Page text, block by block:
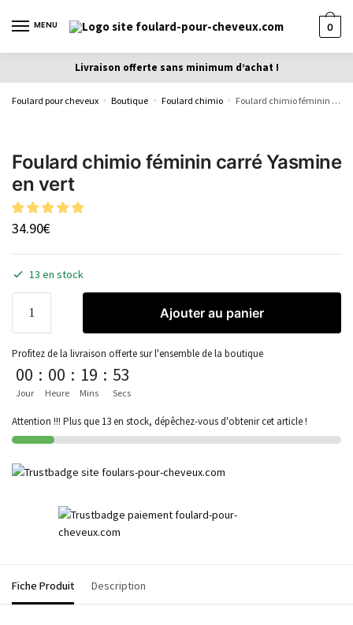
MENU 0
Livraison offerte sans minimum d’achat !
Foulard pour cheveux » Boutique » Foulard chimio » Foulard chimio féminin carré Yasmine en vert
Foulard chimio féminin carré Yasmine
en vert
34.90€
13 en stock
Ajouter au panier
Profitez de la livraison offerte sur l'ensemble de la boutique
00
Jour
: 00
Heure
: 19
Mins
: 53
Secs
Attention !!! Plus que 13 en stock, dépêchez-vous d'obtenir cet article !
Fiche Produit Description